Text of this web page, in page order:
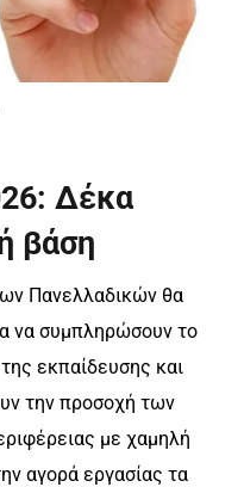
Δέκα
βάση
Πανελλαδικών θα
να συμπληρώσουν το
εκπαίδευσης και
την προσοχή των
με χαμηλή
αγορά εργασίας τα